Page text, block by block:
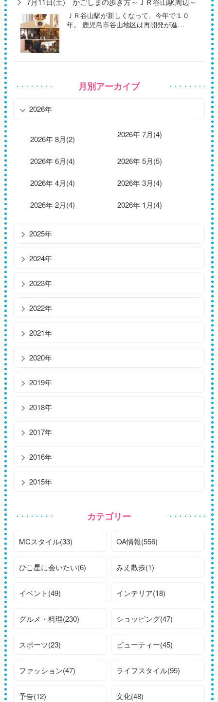
ＪＲ谷山駅が新しくなって、今年で１０
年。 鹿児島市谷山地区は再開発が進…
月別アーカイブ
2026年
2026年 8月(2) 2026年 7月(4)
2026年 6月(4) 2026年 5月(5)
2026年 4月(4) 2026年 3月(4)
2026年 2月(4) 2026年 1月(4)
2025年
2024年
2023年
2022年
2021年
2020年
2019年
2018年
2017年
2016年
2015年
カテゴリー
MCスタイル(33) OA情報(556)
ひこ星に会いたい(6) みえ散歩(1)
イベント(49) インテリア(18)
グルメ・料理(230) ショッピング(47)
スポーツ(23) ビューティー(45)
ファッション(47) ライフスタイル(95)
予告(12) 文化(48)